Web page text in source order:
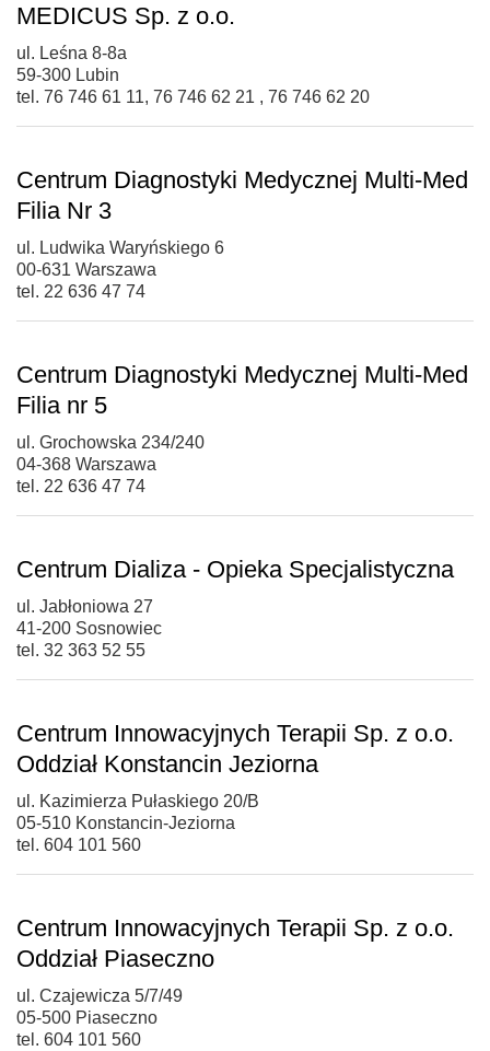
MEDICUS Sp. z o.o.
ul. Leśna 8-8a
59-300 Lubin
tel. 76 746 61 11, 76 746 62 21 , 76 746 62 20
Centrum Diagnostyki Medycznej Multi-Med
Filia Nr 3
ul. Ludwika Waryńskiego 6
00-631 Warszawa
tel. 22 636 47 74
Centrum Diagnostyki Medycznej Multi-Med
Filia nr 5
ul. Grochowska 234/240
04-368 Warszawa
tel. 22 636 47 74
Centrum Dializa - Opieka Specjalistyczna
ul. Jabłoniowa 27
41-200 Sosnowiec
tel. 32 363 52 55
Centrum Innowacyjnych Terapii Sp. z o.o.
Oddział Konstancin Jeziorna
ul. Kazimierza Pułaskiego 20/B
05-510 Konstancin-Jeziorna
tel. 604 101 560
Centrum Innowacyjnych Terapii Sp. z o.o.
Oddział Piaseczno
ul. Czajewicza 5/7/49
05-500 Piaseczno
tel. 604 101 560